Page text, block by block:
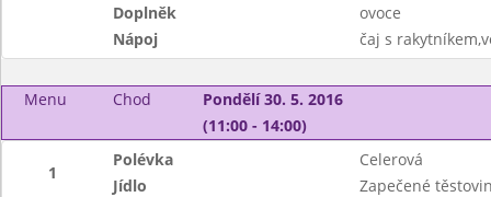
Doplněk
ovoce
Nápoj
čaj s
Menu Chod
Pondělí 30. 5. 2016
(11:00 - 14:00)
1
Polévka
Celerová
Jídlo
Zapečené